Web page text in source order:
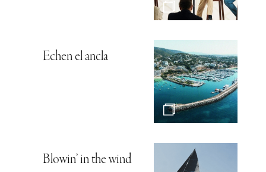
Echen el ancla
Blowin’ in the wind